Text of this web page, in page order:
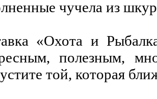
чучела из
«Охота и
полезным,
той, которая